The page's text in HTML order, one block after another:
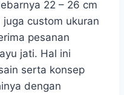
22 – 26 cm
custom ukuran
pesanan
jati. Hal ini
serta konsep
dengan